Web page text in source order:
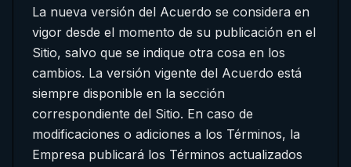
La nueva versión del Acuerdo se considera en
vigor desde el momento de su publicación en el
Sitio, salvo que se indique otra cosa en los
cambios. La versión vigente del Acuerdo está
siempre disponible en la sección
correspondiente del Sitio. En caso de
modificaciones o adiciones a los Términos, la
Empresa publicará los Términos actualizados